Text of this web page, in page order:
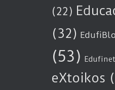
(22)
(32)
(53)
eXtoikos